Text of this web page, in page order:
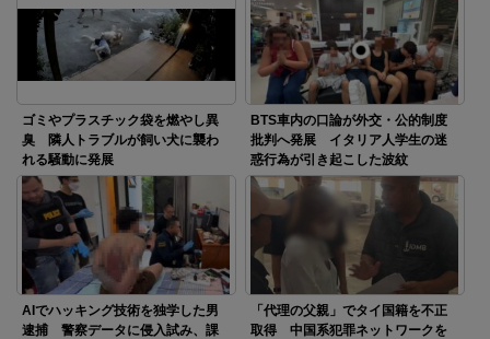
ゴミやプラスチック袋を燃やし異
臭 隣人トラブルが飼い犬に襲わ
れる騒動に発展
BTS車内の口論が外交・公的制度
批判へ発展 イタリア人学生の迷
惑行為が引き起こした波紋
AIでハッキング技術を独学した男
逮捕 警察データに侵入試み、課
「代理の父親」でタイ国籍を不正
取得 中国系犯罪ネットワークを